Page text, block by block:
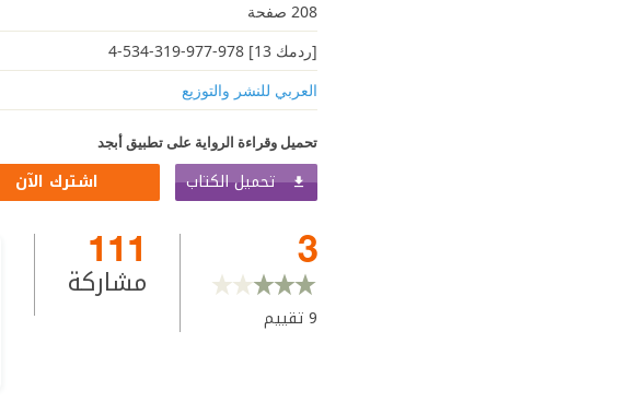
208 صفحة
[ردمك 13] 978-977-319-534-4
العربي للنشر والتوزيع
تحميل وقراءة الرواية على تطبيق أبجد
تحميل الكتاب اشترك الآن
3
9تقييم
111
مشاركة